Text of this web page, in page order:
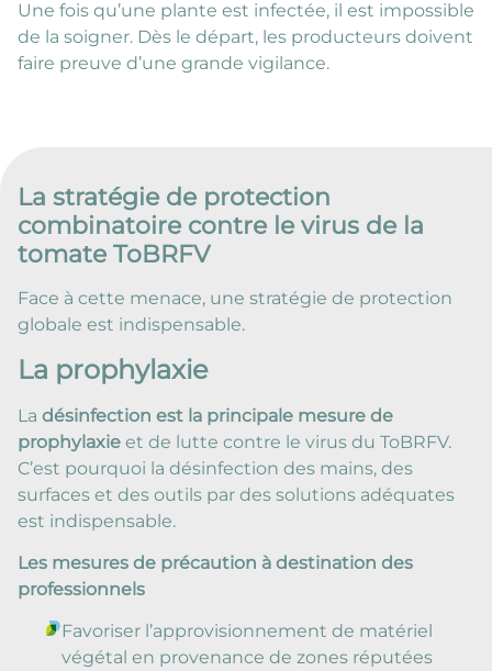
Une fois qu’une plante est infectée, il est impossible
de la soigner. Dès le départ, les producteurs doivent
faire preuve d’une grande vigilance.
La stratégie de protection
combinatoire contre le virus de la
tomate ToBRFV
Face à cette menace, une stratégie de protection
globale est indispensable.
La prophylaxie
La désinfection est la principale mesure de
prophylaxie et de lutte contre le virus du ToBRFV.
C’est pourquoi la désinfection des mains, des
surfaces et des outils par des solutions adéquates
est indispensable.
Les mesures de précaution à destination des
professionnels
Favoriser l’approvisionnement de matériel
végétal en provenance de zones réputées